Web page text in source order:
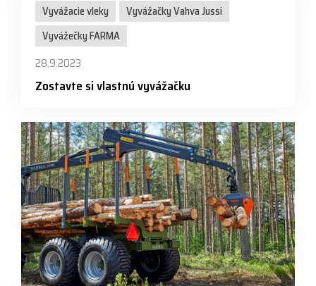
Vyvážacie vleky
Vyvážačky Vahva Jussi
Vyvážečky FARMA
28.9.2023
Zostavte si vlastnú vyvážačku